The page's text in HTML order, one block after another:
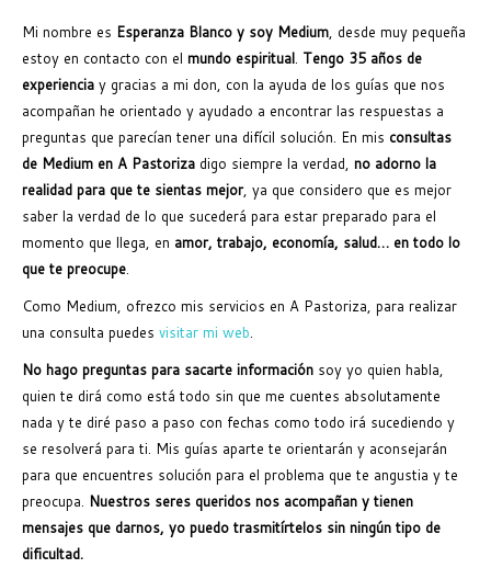
Mi nombre es Esperanza Blanco y soy Medium, desde muy pequeña
estoy en contacto con el mundo espiritual. Tengo 35 años de
experiencia y gracias a mi don, con la ayuda de los guías que nos
acompañan he orientado y ayudado a encontrar las respuestas a
preguntas que parecían tener una difícil solución. En mis consultas
de Medium en A Pastoriza digo siempre la verdad, no adorno la
realidad para que te sientas mejor, ya que considero que es mejor
saber la verdad de lo que sucederá para estar preparado para el
momento que llega, en amor, trabajo, economía, salud… en todo lo
que te preocupe.
Como Medium, ofrezco mis servicios en A Pastoriza, para realizar
una consulta puedes visitar mi web.
No hago preguntas para sacarte información soy yo quien habla,
quien te dirá como está todo sin que me cuentes absolutamente
nada y te diré paso a paso con fechas como todo irá sucediendo y
se resolverá para ti. Mis guías aparte te orientarán y aconsejarán
para que encuentres solución para el problema que te angustia y te
preocupa. Nuestros seres queridos nos acompañan y tienen
mensajes que darnos, yo puedo trasmitírtelos sin ningún tipo de
dificultad.